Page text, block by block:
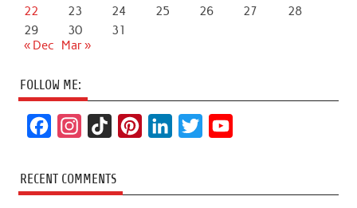
22
23 24 25 26 27
28
29
30
31
« Dec
Mar »
FOLLOW ME:
c
e
s
t
k
T
t
k
t
T
RECENT COMMENTS